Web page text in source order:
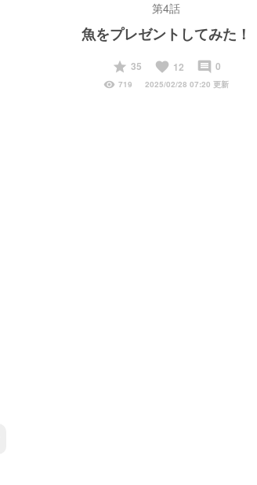
第4話
魚をプレゼントしてみた！
start
35 favorite 12 insert_comment 0
visibility 719 2025/02/28 07:20 更新